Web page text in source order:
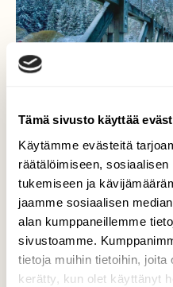
Tämä sivusto käyttää
Käytämme evästeitä
räätälöimiseen,
tukemiseen ja
jaamme sosiaalisen
alan kumppaneillemme
sivustoamme.
tietoja muihin tietoihin, joita
kerätty, kun olet käyttänyt
Aurajoen
Voiko ihanammin
ihanampaa aamua